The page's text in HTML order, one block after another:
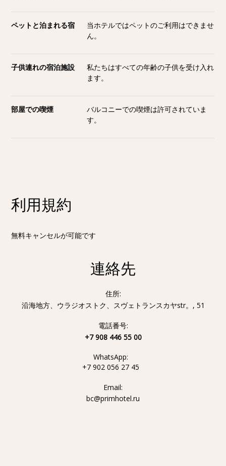
ペットと泊まれる宿
当ホテルではペットのご利用はできませ
ん。
子供連れの宿泊施設
私たちはすべての年齢の子供を受け入れ
ます。
部屋での喫煙
バルコニーでの喫煙は許可されていま
す。
利用規約
無料キャンセルが可能です
連絡先
住所:
沿海地方、ウラジオストク、スヴェトランスカヤstr。, 51
電話番号:
+7 908 446 55 00
WhatsApp:
+7 902 056 27 45
Email:
bc@primhotel.ru